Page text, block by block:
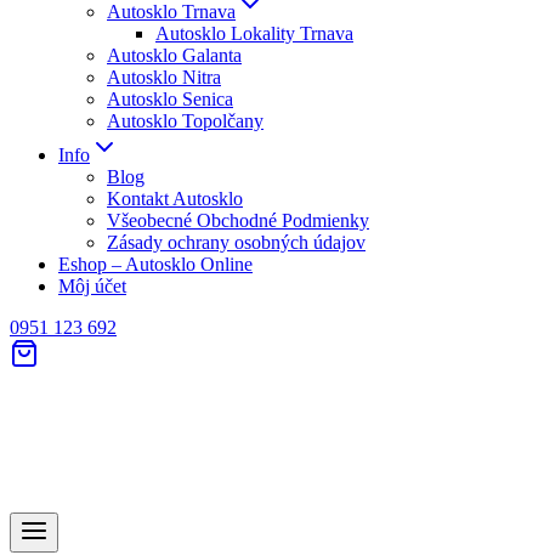
Autosklo Trnava
Autosklo Lokality Trnava
Autosklo Galanta
Autosklo Nitra
Autosklo Senica
Autosklo Topolčany
Info
Blog
Kontakt Autosklo
Všeobecné Obchodné Podmienky
Zásady ochrany osobných údajov
Eshop – Autosklo Online
Môj účet
0951 123 692